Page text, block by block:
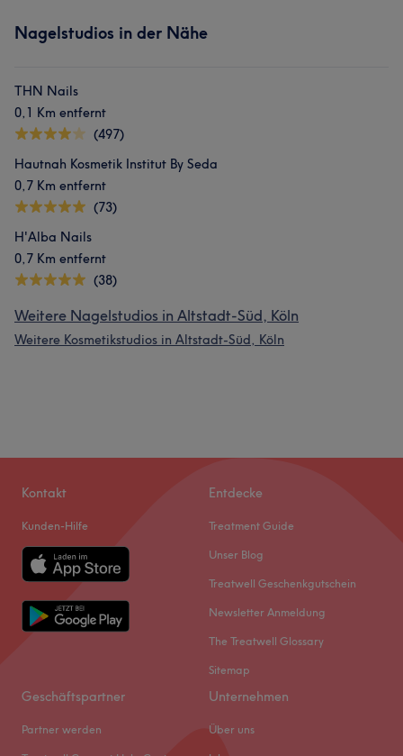
Nagelstudios in der Nähe
THN Nails
0,1 Km entfernt
(497)
Hautnah Kosmetik Institut By Seda
0,7 Km entfernt
(73)
H'Alba Nails
0,7 Km entfernt
(38)
Weitere Nagelstudios in Altstadt-Süd, Köln
Weitere Kosmetikstudios in Altstadt-Süd, Köln
Kontakt
Kunden-Hilfe
Entdecke
Treatment Guide
Unser Blog
Treatwell Geschenkgutschein
Newsletter Anmeldung
The Treatwell Glossary
Sitemap
Geschäftspartner
Partner werden
Unternehmen
Über uns